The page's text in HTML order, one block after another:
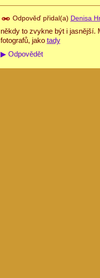
Odpověď přidal(a) Denisa
někdy to zvykne být i jasnější.
fotografů, jako tady
▶Odpovědět